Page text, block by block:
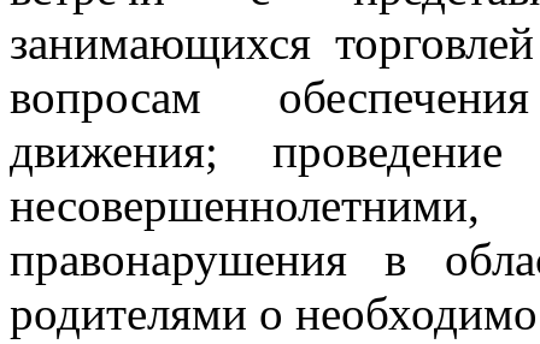
занимающихся
вопросам
движения;
правонарушения в
родителями о